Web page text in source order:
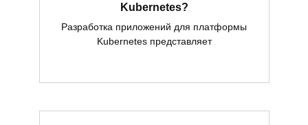
Kubernetes?
Разработка приложений для платформы
Kubernetes представляет